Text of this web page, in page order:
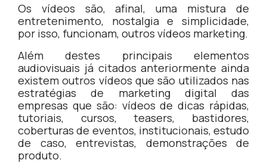
Os vídeos são, afinal, uma mistura de
entretenimento, nostalgia e simplicidade,
por isso, funcionam, outros vídeos marketing.
Além destes principais elementos
audiovisuais já citados anteriormente ainda
existem outros vídeos que são utilizados nas
estratégias de marketing digital das
empresas que são: vídeos de dicas rápidas,
tutoriais, cursos, teasers, bastidores,
coberturas de eventos, institucionais, estudo
de caso, entrevistas, demonstrações de
produto.